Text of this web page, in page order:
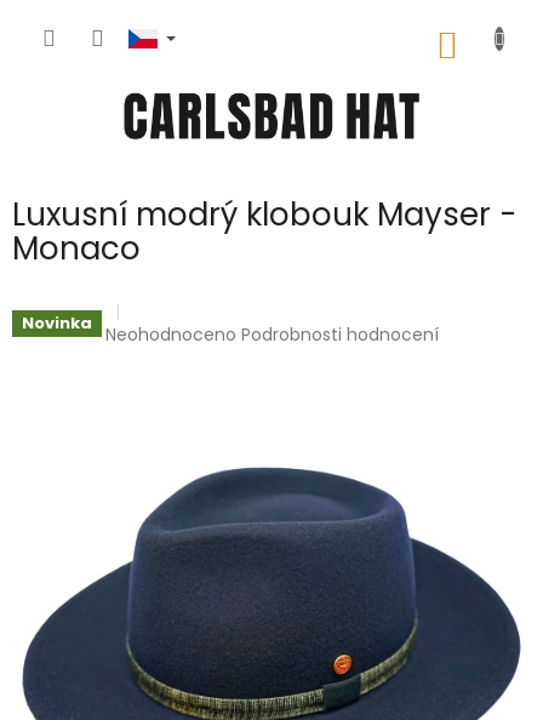
Luxusní modrý klobouk Mayser -
Monaco
Novinka
Průměrné
hvězdiček.
Neohodnoceno Podrobnosti hodnocení